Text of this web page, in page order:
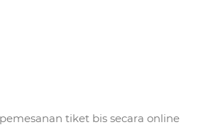
tiket bis secara online